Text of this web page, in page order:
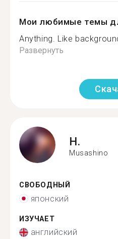
Мои любимые темы
Anything. Like
Развернуть
H.
Musashino
СВОБОДНЫЙ
японский
ИЗУЧАЕТ
английский